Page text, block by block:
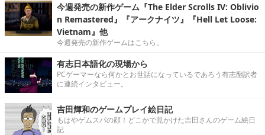
今週発売の新作ゲーム『The Elder Scrolls IV: Oblivio
n Remastered』『アークナイツ』『Hell Let Loose:
Vietnam』他
今週発売の新作ゲームはこちら。
有志日本語化の現場から
PCゲーマーなら何かとお世話になっているであろう有志翻訳者
に連続インタビュー。
吉田輝和のゲームプレイ絵日記
もはやゲムスパの顔！どこかで見かけた吉田さんのゲーム絵日
記